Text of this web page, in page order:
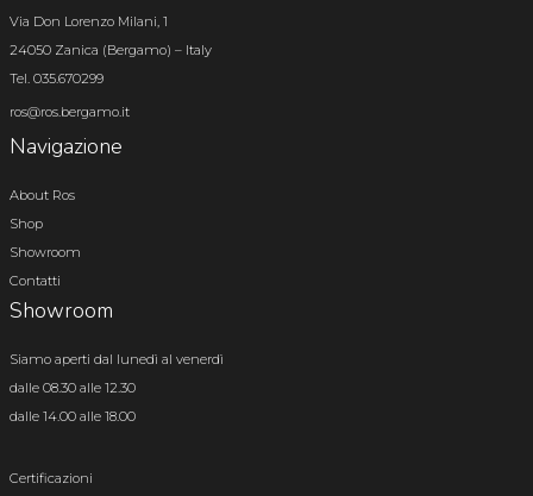
Via Don Lorenzo Milani, 1
24050 Zanica (Bergamo) – Italy
Tel. 035.670299
ros@ros.bergamo.it
Navigazione
About Ros
Shop
Showroom
Contatti
Showroom
Siamo aperti dal lunedì al venerdì
dalle 08.30 alle 12.30
dalle 14.00 alle 18.00
Certificazioni